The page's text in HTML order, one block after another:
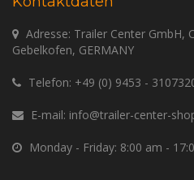
Adresse: Trailer Center GmbH,
Gebelkofen, GERMANY
Telefon: +49 (0) 9453 -
E-mail: info@trailer-center-
Monday - Friday: 8:00 am -